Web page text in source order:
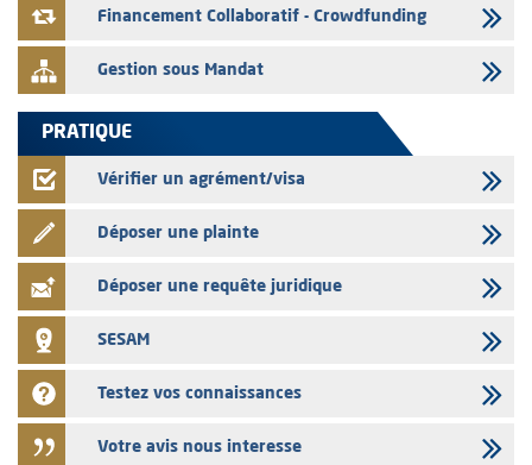
le mois de Juin 2026Financement Collaboratif - Crowdfunding
Gestion sous Mandat
PRATIQUE
Vérifier un agrément/visa
Déposer une plainte
Déposer une requête juridique
SESAM
Testez vos connaissances
Votre avis nous interesse